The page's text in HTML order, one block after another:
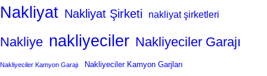
Nakliyat Nakliyat Şirketi nakliyat şirketleri
Nakliye nakliyeciler Nakliyeciler Garajı
Nakliyeciler Kamyon Garajı Nakliyeciler Kamyon Garjları